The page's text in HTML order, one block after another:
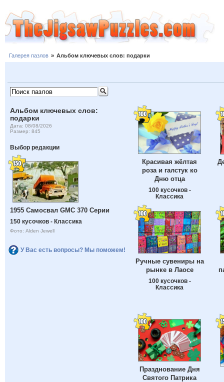
Галерея пазлов » Альбом ключевых слов: подарки
Альбом ключевых слов:
подарки
Дата: 08/08/2026
Размер: 845
Выбор редакции
1955 Самосвал GMC 370 Серии
150 кусочков - Классика
Фото: Alden Jewell
У Вас есть вопросы? Мы поможем!
Красивая жёлтая
роза и галстук ко
Дню отца
100 кусочков -
Классика
Ручные сувениры на
рынке в Лаосе
100 кусочков -
Классика
Празднование Дня
Святого Патрика